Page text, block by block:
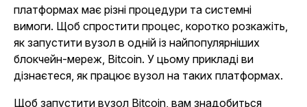
платформах має різні процедури та системні
вимоги. Щоб спростити процес, коротко розкажіть,
як запустити вузол в одній із найпопулярніших
блокчейн-мереж, Bitcoin. У цьому прикладі ви
дізнаєтеся, як працює вузол на таких платформах.
Щоб запустити вузол Bitcoin, вам знадобиться